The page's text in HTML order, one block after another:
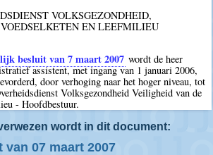
VOLKSGEZONDHEID,
EN LEEFMILIEU
besluit van 7 maart 2007 wordt de heer
assistent, met ingang van 1 januari 2006,
door verhoging naar het hoger niveau, tot
Volksgezondheid Veiligheid van de
- Hoofdbestuur.
wordt in dit document:
07 maart 2007